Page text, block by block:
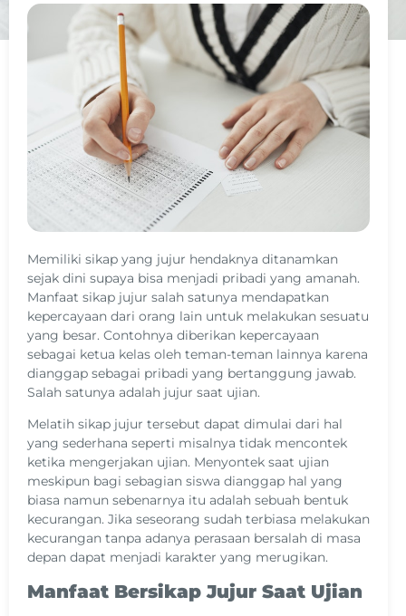
Memiliki sikap yang jujur hendaknya ditanamkan
sejak dini supaya bisa menjadi pribadi yang amanah.
Manfaat sikap jujur salah satunya mendapatkan
kepercayaan dari orang lain untuk melakukan sesuatu
yang besar. Contohnya diberikan kepercayaan
sebagai ketua kelas oleh teman-teman lainnya karena
dianggap sebagai pribadi yang bertanggung jawab.
Salah satunya adalah jujur saat ujian.
Melatih sikap jujur tersebut dapat dimulai dari hal
yang sederhana seperti misalnya tidak mencontek
ketika mengerjakan ujian. Menyontek saat ujian
meskipun bagi sebagian siswa dianggap hal yang
biasa namun sebenarnya itu adalah sebuah bentuk
kecurangan. Jika seseorang sudah terbiasa melakukan
kecurangan tanpa adanya perasaan bersalah di masa
depan dapat menjadi karakter yang merugikan.
Manfaat Bersikap Jujur Saat Ujian